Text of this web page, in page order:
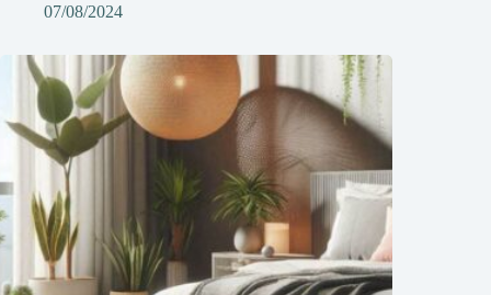
07/08/2024